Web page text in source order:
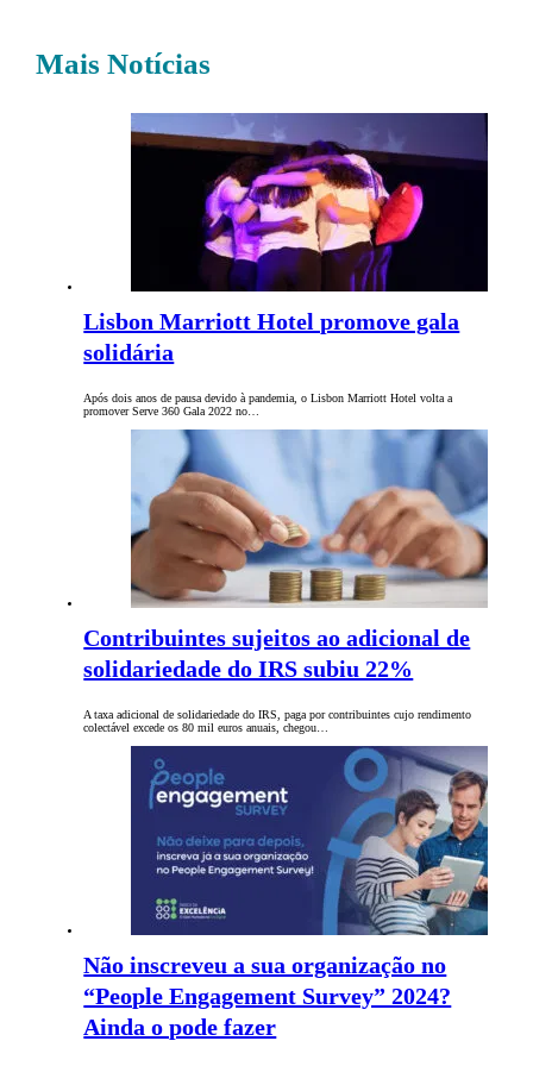
Mais Notícias
Lisbon Marriott Hotel promove gala
solidária
Após dois anos de pausa devido à pandemia, o Lisbon Marriott Hotel volta a
promover Serve 360 Gala 2022 no…
Contribuintes sujeitos ao adicional de
solidariedade do IRS subiu 22%
A taxa adicional de solidariedade do IRS, paga por contribuintes cujo rendimento
colectável excede os 80 mil euros anuais, chegou…
Não inscreveu a sua organização no
“People Engagement Survey” 2024?
Ainda o pode fazer